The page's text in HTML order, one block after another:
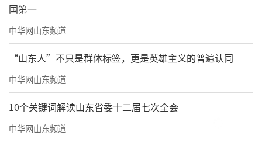
国第一
中华网山东频道
“山东人”不只是群体标签，更是英雄主义的普遍认同
中华网山东频道
10个关键词解读山东省委十二届七次全会
中华网山东频道